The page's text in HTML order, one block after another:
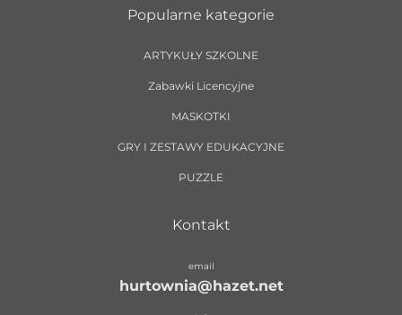
Popularne kategorie
ARTYKUŁY SZKOLNE
Zabawki Licencyjne
MASKOTKI
GRY I ZESTAWY EDUKACYJNE
PUZZLE
Kontakt
email
hurtownia@hazet.net